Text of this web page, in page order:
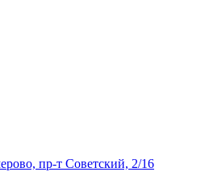
пр-т Советский, 2/16